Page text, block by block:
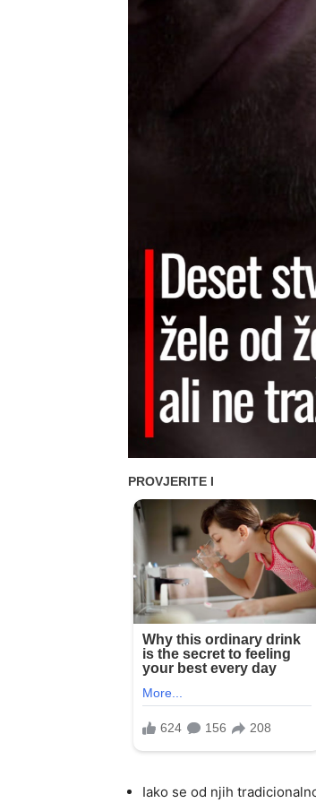
Iako se od njih